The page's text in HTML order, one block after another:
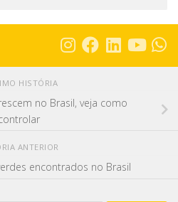
HISTÓRIA
no Brasil, veja como
ANTERIOR
encontrados no Brasil